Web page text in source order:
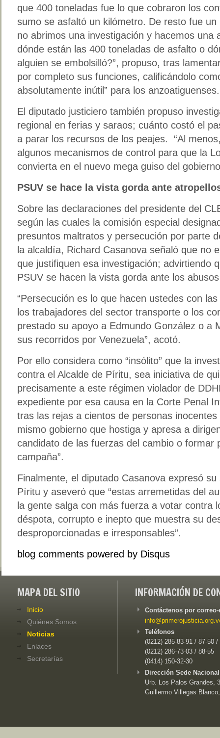
que 400 toneladas fue lo que cobraron los
sumo se asfaltó un kilómetro. De resto fue
no abrimos una investigación y hacemos una
dónde están las 400 toneladas de asfalto o
alguien se embolsilló?”, propuso, tras
por completo sus funciones, calificándolo
absolutamente inútil” para los anzoatiguenses.
El diputado justiciero también propuso
regional en ferias y saraos; cuánto costó el
a parar los recursos de los peajes. “Al
algunos mecanismos de control para que la
convierta en el nuevo mega guiso del
PSUV se hace la vista gorda ante
Sobre las declaraciones del presidente del
según las cuales la comisión especial
presuntos maltratos y persecución por parte
la alcaldía, Richard Casanova señaló que no
que justifiquen esa investigación; advirtiendo
PSUV se hacen la vista gorda ante los
“Persecución es lo que hacen ustedes con
los trabajadores del sector transporte o los
prestado su apoyo a Edmundo González o a
sus recorridos por Venezuela”, acotó.
Por ello considera como “insólito” que la
contra el Alcalde de Píritu, sea iniciativa de
precisamente a este régimen violador de
expediente por esa causa en la Corte Penal
tras las rejas a cientos de personas
mismo gobierno que hostiga y apresa a
candidato de las fuerzas del cambio o formar
campaña”.
Finalmente, el diputado Casanova expresó
Píritu y aseveró que “estas arremetidas del
la gente salga con más fuerza a votar contra
déspota, corrupto e inepto que muestra su
desproporcionadas e irresponsables”.
blog comments powered by Disqus
MAPA DEL SITIO
Inicio
Quiénes Somos
Noticias
Enlaces
Secretarías
INFORMACIÓN DE
Contáctenos por
Teléfonos
(0212) 285-83-91 / 87-50 /
(0212) 286-73-03 / 88-55
(0414) 150-32-30
Dirección Sede
Urb. Los Palos Grandes,
Guillermo Villegas